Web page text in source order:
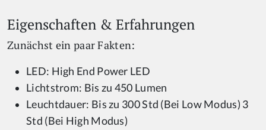
Eigenschaften & Erfahrungen
Zunächst ein paar Fakten:
LED: High End Power LED
Lichtstrom: Bis zu 450 Lumen
Leuchtdauer: Bis zu 300 Std (Bei Low Modus) 3
Std (Bei High Modus)